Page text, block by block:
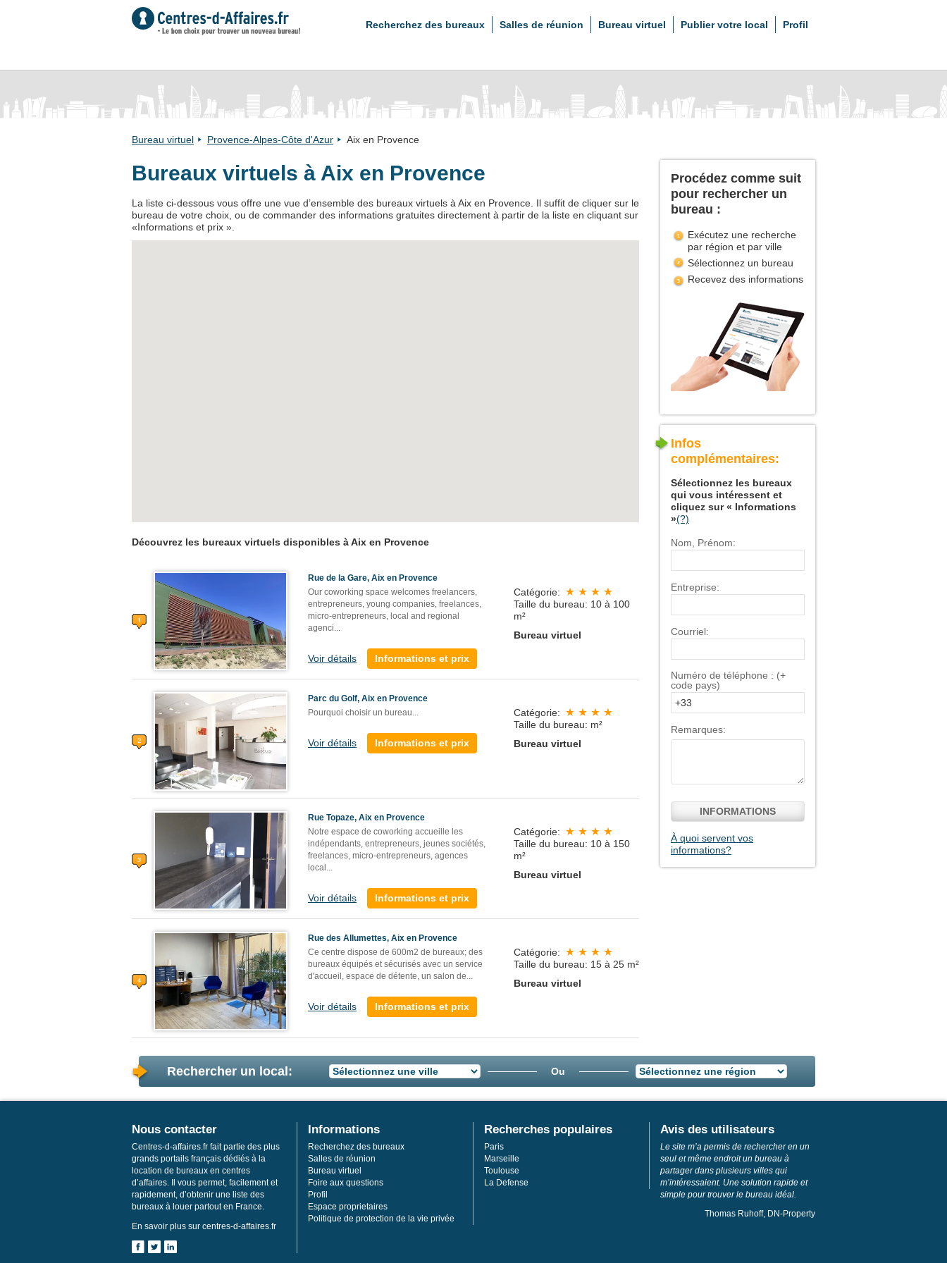
Recherchez des bureaux Salles de réunion Bureau virtuel Publier votre local Profil
Bureau virtuel Provence-Alpes-Côte d'Azur Aix en Provence
Bureaux virtuels à Aix en Provence
La liste ci-dessous vous offre une vue d’ensemble des bureaux virtuels à Aix en Provence. Il suffit de cliquer sur le
bureau de votre choix, ou de commander des informations gratuites directement à partir de la liste en cliquant sur
«Informations et prix ».
Découvrez les bureaux virtuels disponibles à Aix en Provence
Rue de la Gare, Aix en Provence
Our coworking space welcomes freelancers,
entrepreneurs, young companies, freelances,
micro-entrepreneurs, local and regional
agenci...
Voir détails Informations et prix
Catégorie:
Taille du bureau: 10 à 100
m²
Bureau virtuel
Parc du Golf, Aix en Provence
Pourquoi choisir un bureau...
Voir détails Informations et prix
Catégorie:
Taille du bureau: m²
Bureau virtuel
Rue Topaze, Aix en Provence
Notre espace de coworking accueille les
indépendants, entrepreneurs, jeunes sociétés,
freelances, micro-entrepreneurs, agences
local ...
Voir détails Informations et prix
Catégorie:
Taille du bureau: 10 à 150
m²
Bureau virtuel
Rue des Allumettes, Aix en Provence
Ce centre dispose de 600m2 de bureaux; des
bureaux équipés et sécurisés avec un service
d'accueil, espace de détente, un salon de...
Voir détails Informations et prix
Catégorie:
Taille du bureau: 15 à 25 m²
Bureau virtuel
Procédez comme suit
pour rechercher un
bureau :
Exécutez une recherche
par région et par ville
Sélectionnez un bureau
Recevez des informations
Infos
complémentaires:
Sélectionnez les bureaux
qui vous intéressent et
cliquez sur « Informations
»(?)
Nom, Prénom:
Entreprise:
Courriel:
Numéro de téléphone : (+
code pays)
Remarques:
INFORMATIONS
À quoi servent vos
informations?
Rechercher un local: Ou
Nous contacter
Centres-d-affaires.fr fait partie des plus
grands portails français dédiés à la
location de bureaux en centres
d’affaires. Il vous permet, facilement et
rapidement, d’obtenir une liste des
bureaux à louer partout en France.
En savoir plus sur centres-d-affaires.fr
Informations
Recherchez des bureaux
Salles de réunion
Bureau virtuel
Foire aux questions
Profil
Espace proprietaires
Politique de protection de la vie privée
Recherches populaires
Paris
Marseille
Toulouse
La Defense
Avis des utilisateurs
Le site m’a permis de rechercher en un
seul et même endroit un bureau à
partager dans plusieurs villes qui
m’intéressaient. Une solution rapide et
simple pour trouver le bureau idéal.
Thomas Ruhoff, DN-Property